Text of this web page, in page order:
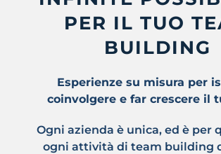
PER IL TUO
BUILDING
Esperienze su misura per
coinvolgere e far crescere il
Ogni azienda è unica, ed è per
ogni attività di team building